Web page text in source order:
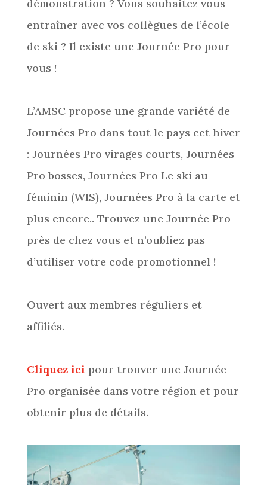
démonstration ? Vous souhaitez vous
entraîner avec vos collègues de l’école
de ski ? Il existe une Journée Pro pour
vous !
L’AMSC propose une grande variété de
Journées Pro dans tout le pays cet hiver
: Journées Pro virages courts, Journées
Pro bosses, Journées Pro Le ski au
féminin (WIS), Journées Pro à la carte et
plus encore.. Trouvez une Journée Pro
près de chez vous et n’oubliez pas
d’utiliser votre code promotionnel !
Ouvert aux membres réguliers et
affiliés.
Cliquez ici pour trouver une Journée
Pro organisée dans votre région et pour
obtenir plus de détails.